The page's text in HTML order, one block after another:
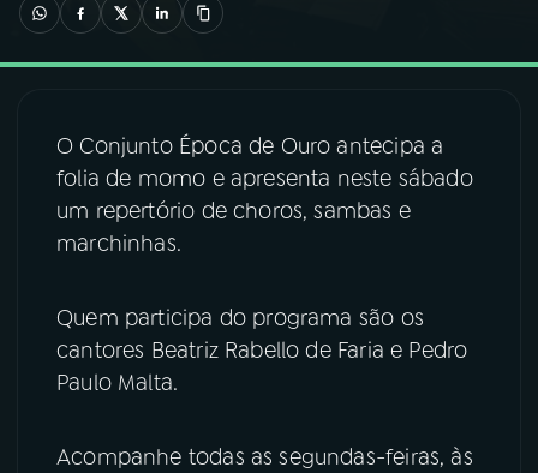
02A RÁDIO
04PROGRAMAS
06VIDEOCASTS
O Conjunto Época de Ouro antecipa a
folia de momo e apresenta neste sábado
um repertório de choros, sambas e
marchinhas.
Quem participa do programa são os
cantores Beatriz Rabello de Faria e Pedro
Paulo Malta.
Acompanhe todas as segundas-feiras, às